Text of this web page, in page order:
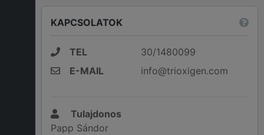
KAPCSOLATOK
TEL
30/1480099
E-MAIL
info@trioxigen.com
Tulajdonos
Papp Sándor